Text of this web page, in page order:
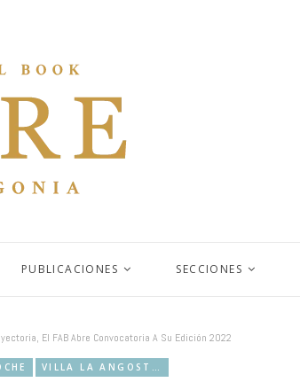
PUBLICACIONES SECCIONES
El FAB Abre Convocatoria A Su Edición 2022
VILLA LA ANGOSTURA